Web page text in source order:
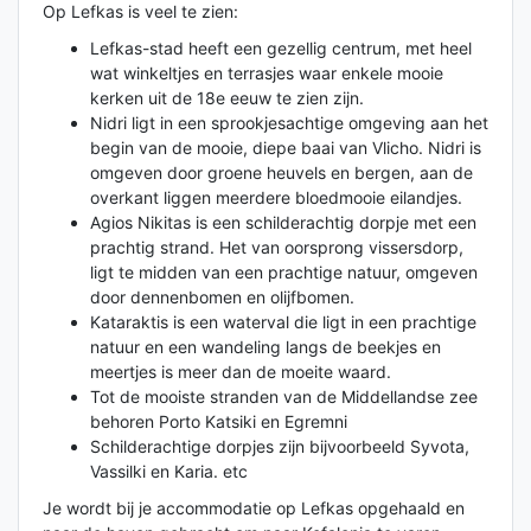
Op Lefkas is veel te zien:
Lefkas-stad heeft een gezellig centrum, met heel
wat winkeltjes en terrasjes waar enkele mooie
kerken uit de 18e eeuw te zien zijn.
Nidri ligt in een sprookjesachtige omgeving aan het
begin van de mooie, diepe baai van Vlicho. Nidri is
omgeven door groene heuvels en bergen, aan de
overkant liggen meerdere bloedmooie eilandjes.
Agios Nikitas is een schilderachtig dorpje met een
prachtig strand. Het van oorsprong vissersdorp,
ligt te midden van een prachtige natuur, omgeven
door dennenbomen en olijfbomen.
Kataraktis is een waterval die ligt in een prachtige
natuur en een wandeling langs de beekjes en
meertjes is meer dan de moeite waard.
Tot de mooiste stranden van de Middellandse zee
behoren Porto Katsiki en Egremni
Schilderachtige dorpjes zijn bijvoorbeeld Syvota,
Vassilki en Karia. etc
Je wordt bij je accommodatie op Lefkas opgehaald en